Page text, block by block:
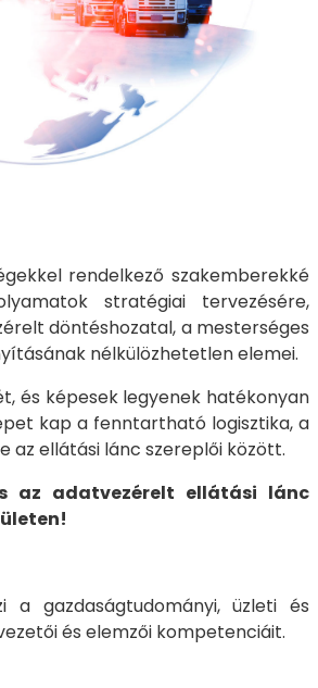
rendelkező szakemberekké
stratégiai tervezésére,
döntéshozatal, a mesterséges
nélkülözhetetlen elemei.
és képesek legyenek hatékonyan
kap a fenntartható logisztika, a
az ellátási lánc szereplői között.
az adatvezérelt ellátási lánc
gazdaságtudományi, üzleti és
és elemzői kompetenciáit.